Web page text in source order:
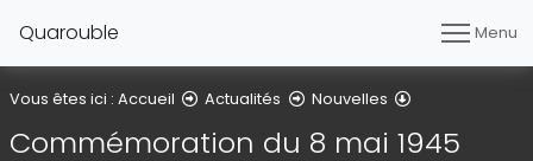
Quarouble Menu
Vous êtes ici : Accueil Actualités Nouvelles
Commémoration du 8 mai 1945